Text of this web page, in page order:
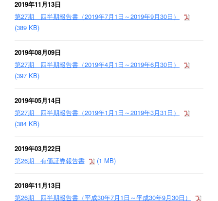
2019年11月13日
第27期 四半期報告書（2019年7月1日～2019年9月30日）
(389 KB)
2019年08月09日
第27期 四半期報告書（2019年4月1日～2019年6月30日）
(397 KB)
2019年05月14日
第27期 四半期報告書（2019年1月1日～2019年3月31日）
(384 KB)
2019年03月22日
第26期 有価証券報告書
(1 MB)
2018年11月13日
第26期 四半期報告書（平成30年7月1日～平成30年9月30日）